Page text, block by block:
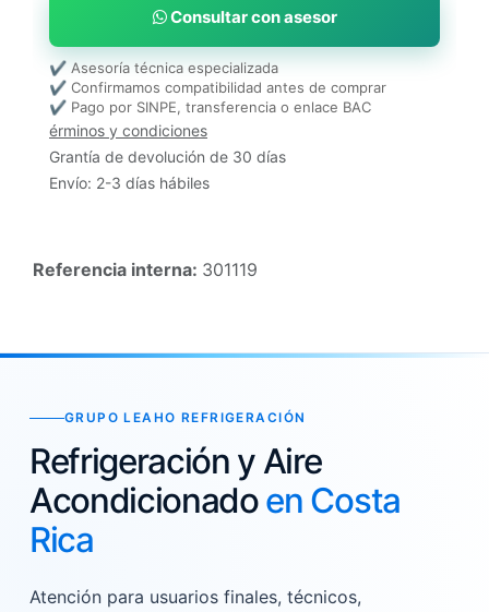
Consultar con asesor
✔ Asesoría técnica especializada
✔ Confirmamos compatibilidad antes de comprar
✔ Pago por SINPE, transferencia o enlace BAC
érminos y condiciones
Grantía de devolución de 30 días
Envío: 2-3 días hábiles
Referencia interna: 301119
GRUPO LEAHO REFRIGERACIÓN
Refrigeración y Aire
Acondicionadoen Costa
Rica
Atención para usuarios finales, técnicos,